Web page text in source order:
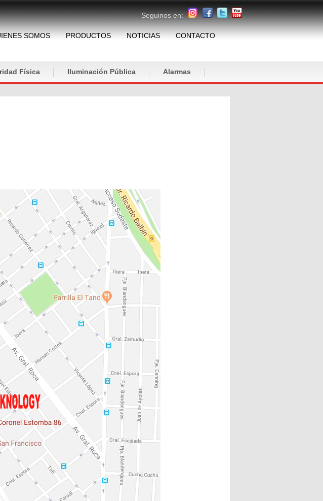
Seguinos en:
SOMOS PRODUCTOS NOTICIAS CONTACTO
Física Iluminación Pública Alarmas